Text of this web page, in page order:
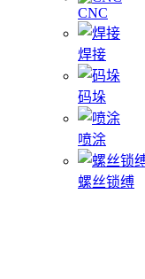
CNC
焊接
码垛
喷涂
螺丝锁缚